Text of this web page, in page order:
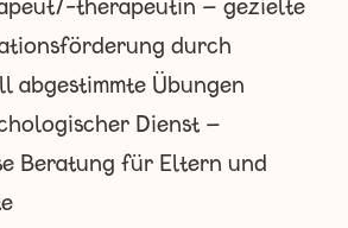
durch
abgestimmte Übungen
Dienst –
Beratung für Eltern und